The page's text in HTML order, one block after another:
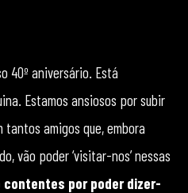
40º aniversário. Está
Estamos ansiosos por subir
tantos amigos que, embora
vão poder ‘visitar-nos’ nessas
por poder dizer-